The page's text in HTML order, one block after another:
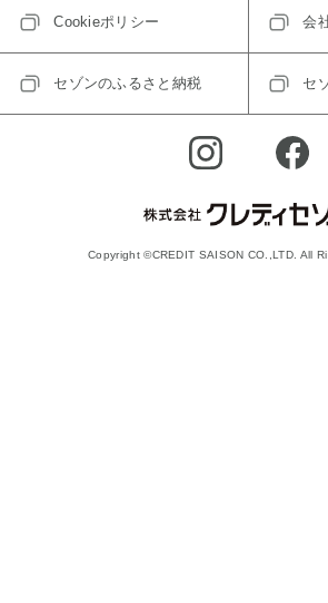
Cookieポリシー 会
セゾンのふるさと納税 セ
Copyright ©CREDIT SAISON CO.,LTD. All